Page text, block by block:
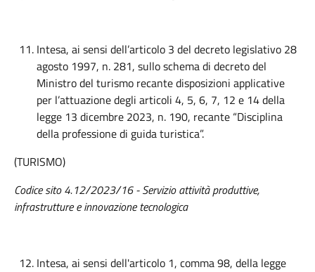
Intesa, ai sensi dell’articolo 3 del decreto legislativo 28
agosto 1997, n. 281, sullo schema di decreto del
Ministro del turismo recante disposizioni applicative
per l’attuazione degli articoli 4, 5, 6, 7, 12 e 14 della
legge 13 dicembre 2023, n. 190, recante “Disciplina
della professione di guida turistica”.
(TURISMO)
Codice sito 4.12/2023/16 - Servizio attività produttive,
infrastrutture e innovazione tecnologica
Intesa, ai sensi dell'articolo 1, comma 98, della legge